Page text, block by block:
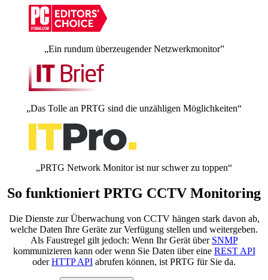
„Ein rundum überzeugender Netzwerkmonitor”
„Das Tolle an PRTG sind die unzähligen Möglichkeiten“
„PRTG Network Monitor ist nur schwer zu toppen“
So funktioniert PRTG CCTV Monitoring
Die Dienste zur Überwachung von CCTV hängen stark davon ab,
welche Daten Ihre Geräte zur Verfügung stellen und weitergeben.
Als Faustregel gilt jedoch: Wenn Ihr Gerät über SNMP
kommunizieren kann oder wenn Sie Daten über eine REST API
oderHTTP API abrufen können, ist PRTG für Sie da.